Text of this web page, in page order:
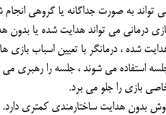
تواند به صورت جداگانه یا گروهی انجام
درمانی می تواند هدایت شده یا بدون
شده ، درمانگر با تعیین اسباب بازی
استفاده می شوند ، جلسه را رهبری می
بازی را جلو می برد.
بدون هدایت ساختارمندی کمتری